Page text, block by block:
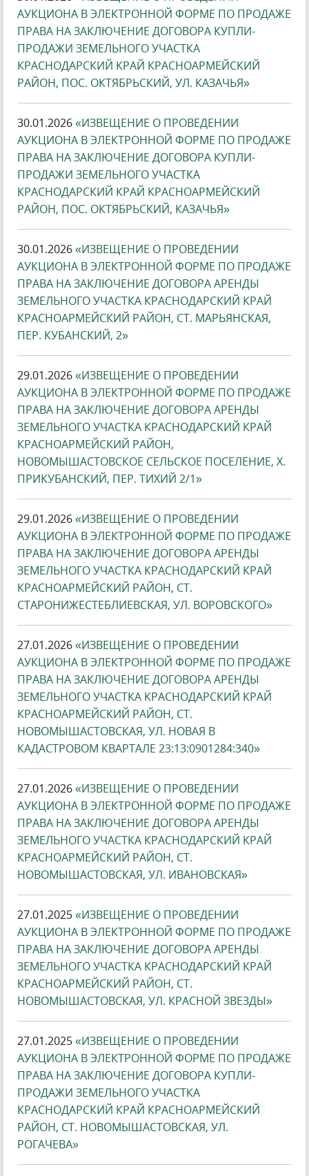
АУКЦИОНА В ЭЛЕКТРОННОЙ ФОРМЕ ПО ПРОДАЖЕ
ПРАВА НА ЗАКЛЮЧЕНИЕ ДОГОВОРА КУПЛИ-
ПРОДАЖИ ЗЕМЕЛЬНОГО УЧАСТКА
КРАСНОДАРСКИЙ КРАЙ КРАСНОАРМЕЙСКИЙ
РАЙОН, ПОС. ОКТЯБРЬСКИЙ, УЛ. КАЗАЧЬЯ»
30.01.2026«ИЗВЕЩЕНИЕ О ПРОВЕДЕНИИ
АУКЦИОНА В ЭЛЕКТРОННОЙ ФОРМЕ ПО ПРОДАЖЕ
ПРАВА НА ЗАКЛЮЧЕНИЕ ДОГОВОРА КУПЛИ-
ПРОДАЖИ ЗЕМЕЛЬНОГО УЧАСТКА
КРАСНОДАРСКИЙ КРАЙ КРАСНОАРМЕЙСКИЙ
РАЙОН, ПОС. ОКТЯБРЬСКИЙ, КАЗАЧЬЯ»
30.01.2026«ИЗВЕЩЕНИЕ О ПРОВЕДЕНИИ
АУКЦИОНА В ЭЛЕКТРОННОЙ ФОРМЕ ПО ПРОДАЖЕ
ПРАВА НА ЗАКЛЮЧЕНИЕ ДОГОВОРА АРЕНДЫ
ЗЕМЕЛЬНОГО УЧАСТКА КРАСНОДАРСКИЙ КРАЙ
КРАСНОАРМЕЙСКИЙ РАЙОН, СТ. МАРЬЯНСКАЯ,
ПЕР. КУБАНСКИЙ, 2»
29.01.2026«ИЗВЕЩЕНИЕ О ПРОВЕДЕНИИ
АУКЦИОНА В ЭЛЕКТРОННОЙ ФОРМЕ ПО ПРОДАЖЕ
ПРАВА НА ЗАКЛЮЧЕНИЕ ДОГОВОРА АРЕНДЫ
ЗЕМЕЛЬНОГО УЧАСТКА КРАСНОДАРСКИЙ КРАЙ
КРАСНОАРМЕЙСКИЙ РАЙОН,
НОВОМЫШАСТОВСКОЕ СЕЛЬСКОЕ ПОСЕЛЕНИЕ, Х.
ПРИКУБАНСКИЙ, ПЕР. ТИХИЙ 2/1»
29.01.2026«ИЗВЕЩЕНИЕ О ПРОВЕДЕНИИ
АУКЦИОНА В ЭЛЕКТРОННОЙ ФОРМЕ ПО ПРОДАЖЕ
ПРАВА НА ЗАКЛЮЧЕНИЕ ДОГОВОРА АРЕНДЫ
ЗЕМЕЛЬНОГО УЧАСТКА КРАСНОДАРСКИЙ КРАЙ
КРАСНОАРМЕЙСКИЙ РАЙОН, СТ.
СТАРОНИЖЕСТЕБЛИЕВСКАЯ, УЛ. ВОРОВСКОГО»
27.01.2026«ИЗВЕЩЕНИЕ О ПРОВЕДЕНИИ
АУКЦИОНА В ЭЛЕКТРОННОЙ ФОРМЕ ПО ПРОДАЖЕ
ПРАВА НА ЗАКЛЮЧЕНИЕ ДОГОВОРА АРЕНДЫ
ЗЕМЕЛЬНОГО УЧАСТКА КРАСНОДАРСКИЙ КРАЙ
КРАСНОАРМЕЙСКИЙ РАЙОН, СТ.
НОВОМЫШАСТОВСКАЯ, УЛ. НОВАЯ В
КАДАСТРОВОМ КВАРТАЛЕ 23:13:0901284:340»
27.01.2026«ИЗВЕЩЕНИЕ О ПРОВЕДЕНИИ
АУКЦИОНА В ЭЛЕКТРОННОЙ ФОРМЕ ПО ПРОДАЖЕ
ПРАВА НА ЗАКЛЮЧЕНИЕ ДОГОВОРА АРЕНДЫ
ЗЕМЕЛЬНОГО УЧАСТКА КРАСНОДАРСКИЙ КРАЙ
КРАСНОАРМЕЙСКИЙ РАЙОН, СТ.
НОВОМЫШАСТОВСКАЯ, УЛ. ИВАНОВСКАЯ»
27.01.2025«ИЗВЕЩЕНИЕ О ПРОВЕДЕНИИ
АУКЦИОНА В ЭЛЕКТРОННОЙ ФОРМЕ ПО ПРОДАЖЕ
ПРАВА НА ЗАКЛЮЧЕНИЕ ДОГОВОРА АРЕНДЫ
ЗЕМЕЛЬНОГО УЧАСТКА КРАСНОДАРСКИЙ КРАЙ
КРАСНОАРМЕЙСКИЙ РАЙОН, СТ.
НОВОМЫШАСТОВСКАЯ, УЛ. КРАСНОЙ ЗВЕЗДЫ»
27.01.2025«ИЗВЕЩЕНИЕ О ПРОВЕДЕНИИ
АУКЦИОНА В ЭЛЕКТРОННОЙ ФОРМЕ ПО ПРОДАЖЕ
ПРАВА НА ЗАКЛЮЧЕНИЕ ДОГОВОРА КУПЛИ-
ПРОДАЖИ ЗЕМЕЛЬНОГО УЧАСТКА
КРАСНОДАРСКИЙ КРАЙ КРАСНОАРМЕЙСКИЙ
РАЙОН, СТ. НОВОМЫШАСТОВСКАЯ, УЛ.
РОГАЧЕВА»